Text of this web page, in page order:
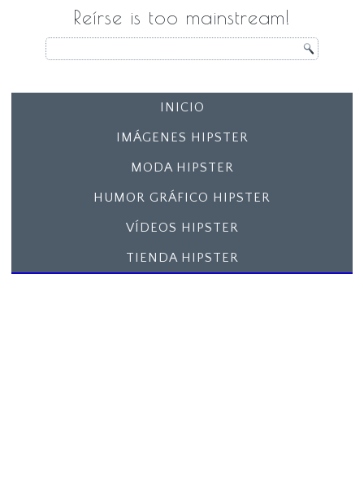
Reírse is too mainstream!
INICIO
IMÁGENES HIPSTER
MODA HIPSTER
HUMOR GRÁFICO HIPSTER
VÍDEOS HIPSTER
TIENDA HIPSTER